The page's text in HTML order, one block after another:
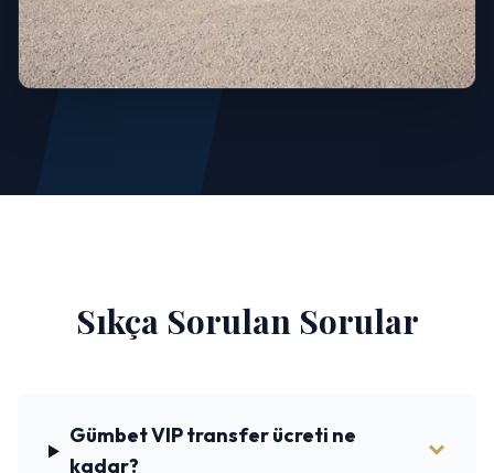
Sıkça Sorulan Sorular
Gümbet VIP transfer ücreti ne
kadar?